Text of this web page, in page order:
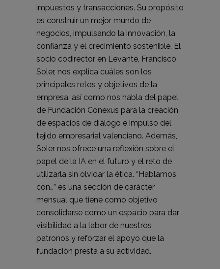
impuestos y transacciones. Su propósito
es construir un mejor mundo de
negocios, impulsando la innovación, la
confianza y el crecimiento sostenible. El
socio codirector en Levante, Francisco
Soler, nos explica cuáles son los
principales retos y objetivos de la
empresa, así como nos habla del papel
de Fundación Conexus para la creación
de espacios de diálogo e impulso del
tejido empresarial valenciano. Además,
Soler nos ofrece una reflexión sobre el
papel de la IA en el futuro y el reto de
utilizarla sin olvidar la ética. “Hablamos
con…” es una sección de carácter
mensual que tiene como objetivo
consolidarse como un espacio para dar
visibilidad a la labor de nuestros
patronos y reforzar el apoyo que la
fundación presta a su actividad.